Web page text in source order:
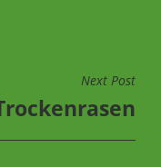
Next Post